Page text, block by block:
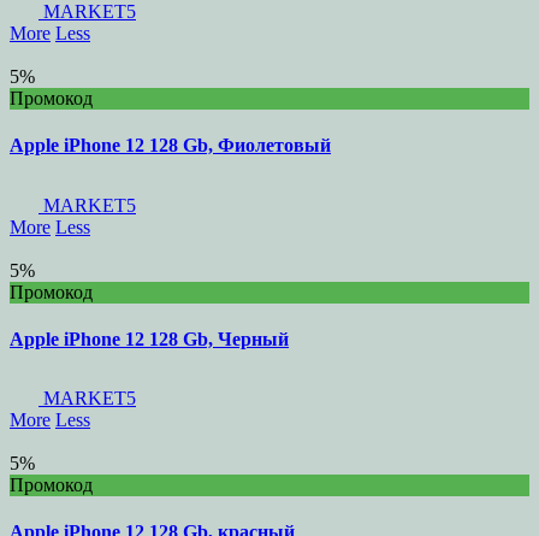
MARKET5
More Less
5%
Промокод
Apple iPhone 12 128 Gb, Фиолетовый
MARKET5
More Less
5%
Промокод
Apple iPhone 12 128 Gb, Черный
MARKET5
More Less
5%
Промокод